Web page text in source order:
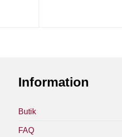
Information
Butik
FAQ